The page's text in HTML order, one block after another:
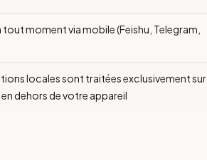
moment via mobile (Feishu, Telegram,
locales sont traitées exclusivement sur
dehors de votre appareil